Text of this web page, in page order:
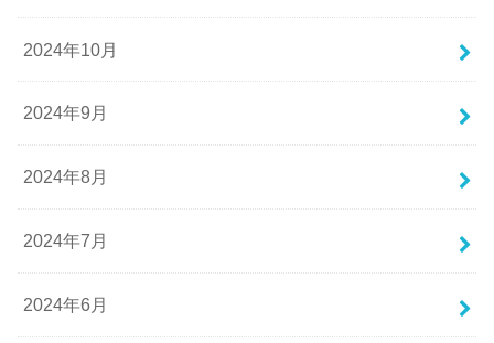
2024年10月
2024年9月
2024年8月
2024年7月
2024年6月